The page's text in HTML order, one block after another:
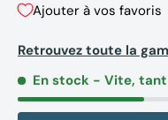
Ajouter à vos favoris
Retrouvez toute la
En stock - Vite, tant